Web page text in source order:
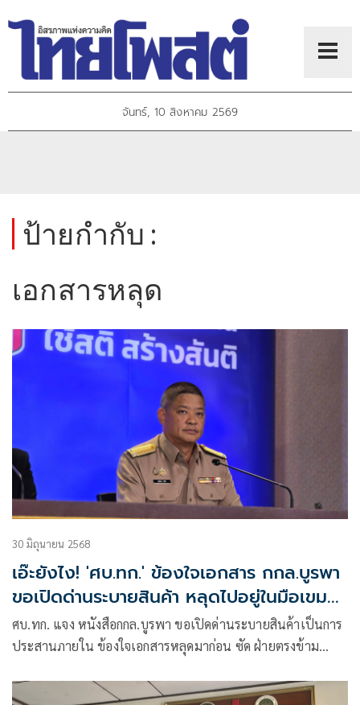
จันทร์, 10 สิงหาคม 2569
ป้ายกำกับ :
เอกสารหลุด
30 มิถุนายน 2568
เอ๊ะยังไง! 'ศบ.ทก.' ข้องใจเอกสาร กกล.บูรพา
ขอเปิดด่านระบายสินค้า หลุดไปอยู่ในมือเขมร
ก่อน
ศบ.ทก. แจง​ หนังสือกกล.บูรพา ขอเปิดด่านระบายสินค้าเป็นการ
ประสานภายใน ข้องใจเอกสารหลุดมาก่อน ซัด ฝ่ายตรงข้าม
รบ.